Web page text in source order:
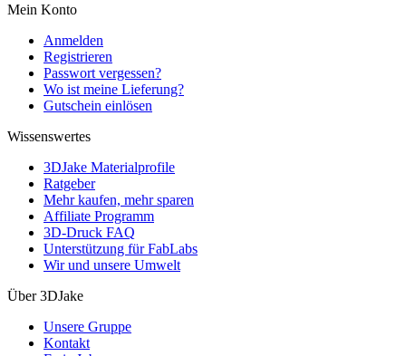
Mein Konto
Anmelden
Registrieren
Passwort vergessen?
Wo ist meine Lieferung?
Gutschein einlösen
Wissenswertes
3DJake Materialprofile
Ratgeber
Mehr kaufen, mehr sparen
Affiliate Programm
3D-Druck FAQ
Unterstützung für FabLabs
Wir und unsere Umwelt
Über 3DJake
Unsere Gruppe
Kontakt